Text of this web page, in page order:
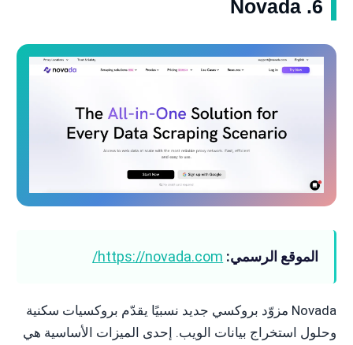
6. Novada
الموقع الرسمي: https://novada.com/
Novada مزوّد بروكسي جديد نسبيًا يقدّم بروكسيات سكنية
وحلول استخراج بيانات الويب. إحدى الميزات الأساسية هي